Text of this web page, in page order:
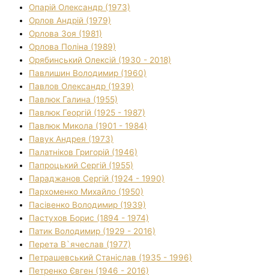
Опарій Олександр (1973)
Орлов Андрій (1979)
Орлова Зоя (1981)
Орлова Поліна (1989)
Орябинський Олексій (1930 - 2018)
Павлишин Володимир (1960)
Павлов Олександр (1939)
Павлюк Галина (1955)
Павлюк Георгій (1925 - 1987)
Павлюк Микола (1901 - 1984)
Павук Андрея (1973)
Палатніков Григорій (1946)
Папроцький Сергій (1955)
Параджанов Сергій (1924 - 1990)
Пархоменко Михайло (1950)
Пасівенко Володимир (1939)
Пастухов Борис (1894 - 1974)
Патик Володимир (1929 - 2016)
Перета В`ячеслав (1977)
Петрашевський Станіслав (1935 - 1996)
Петренко Євген (1946 - 2016)